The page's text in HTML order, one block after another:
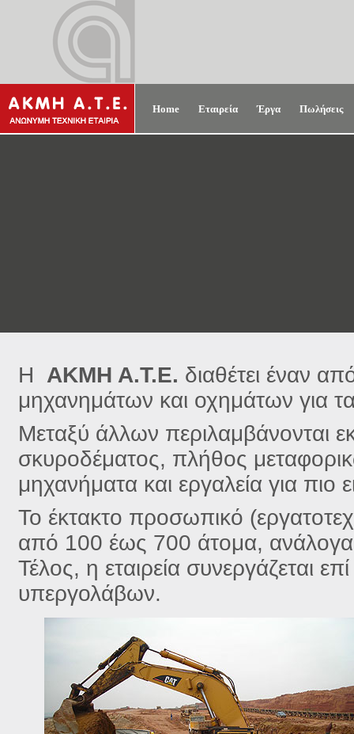
Home Εταιρεία Έργα Πωλήσεις
Η ΑΚΜΗ Α.Τ.Ε. διαθέτει έναν
μηχανημάτων και οχημάτων για
Μεταξύ άλλων περιλαμβάνονται
σκυροδέματος, πλήθος
μηχανήματα και εργαλεία για πιο
Το έκτακτο προσωπικό
από 100 έως 700 άτομα, ανάλογα
Τέλος, η εταιρεία συνεργάζεται
υπεργολάβων.